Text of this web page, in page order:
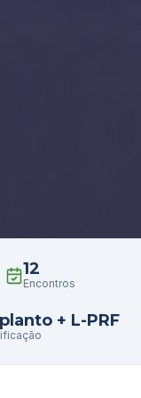
12
Encontros
+ L-PRF